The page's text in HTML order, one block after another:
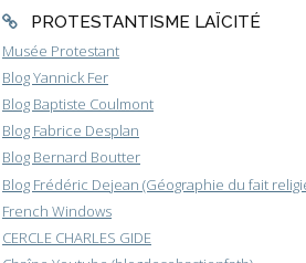
PROTESTANTISME LAÏCITÉ
Musée Protestant
Blog Yannick Fer
Blog Baptiste Coulmont
Blog Fabrice Desplan
Blog Bernard Boutter
Blog Frédéric Dejean (Géographie du fait
French Windows
CERCLE CHARLES GIDE